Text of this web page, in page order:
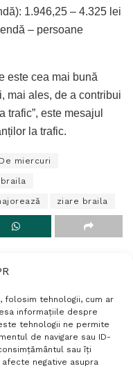
folosim tehnologii, cum ar
informațiile despre
tehnologii ne permite
de navigare sau ID-
sau îți
negative asupra
1.946,25 – 4.325 lei
– persoane
este cea mai bună
mai ales, de a contribui
trafic”, este mesajul
la trafic.
De miercuri
ziare braila
confidențialitate